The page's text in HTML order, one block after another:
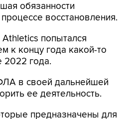
обязанности
восстановления.
попытался
к концу года какой-то
2022 года.
в своей дальнейшей
ее деятельность.
предназначены для